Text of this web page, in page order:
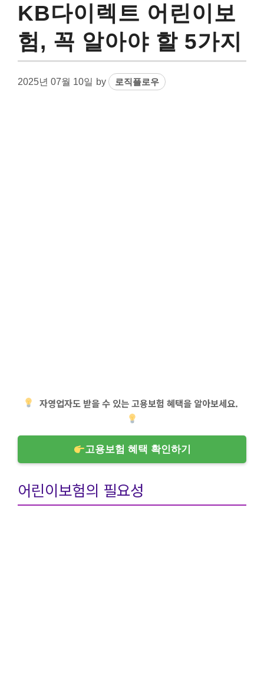
KB다이렉트 어린이보
험, 꼭 알아야 할 5가지
2025년 07월 10일 by 로직플로우
자영업자도 받을 수 있는 고용보험 혜택을 알아보세요.
고용보험 혜택 확인하기
어린이보험의 필요성